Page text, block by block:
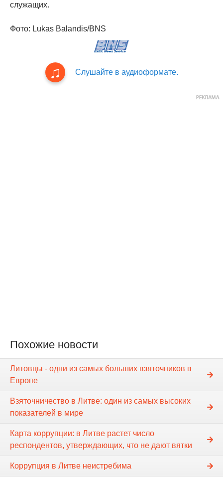
служащих.
Фото: Lukas Balandis/BNS
Слушайте в аудиоформате.
Похожие новости
Литовцы - одни из самых больших взяточников в
Европе
Взяточничество в Литве: один из самых высоких
показателей в мире
Карта коррупции: в Литве растет число
респондентов, утверждающих, что не дают вятки
Коррупция в Литве неистребима